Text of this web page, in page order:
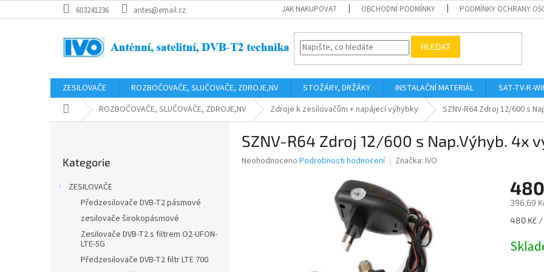
na
603241236 antes@email.cz JAK NAKUPOVAT OBCHODNÍ PODMÍNKY PODMÍNKY OCHRANY
HLEDAT
ZESILOVAČE ROZBOČOVAČE, SLUČOVAČE, ZDROJE,NV STOŽÁRY, DRŽÁKY INSTALAČNÍ MATERIÁL SAT-TV-R-
Domů ROZBOČOVAČE, SLUČOVAČE, ZDROJE,NV Zdroje k zesilovačům + napájecí výhybky SZNV-R64 Zdroj 12/600 s
kategorie
Kategorie
ZESILOVAČE
Předzesilovače DVB-T2 pásmové
zesilovače širokopásmové
Zesilovače DVB-T2 s filtrem O2-UFON-
LTE-5G
Předzesilovače DVB-T2 filtr LTE 700
SZNV-R64 Zdroj 12/600 s Nap.Výhyb. 4x
Průměrné
Neohodnoceno Podrobnosti hodnocení Značka: IVO
396,69
Měrná
480 Kč /